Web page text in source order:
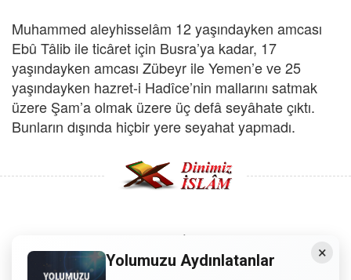
Muhammed aleyhisselâm 12 yaşındayken amcası
Ebû Tâlib ile ticâret için Busra’ya kadar, 17
yaşındayken amcası Zübeyr ile Yemen’e ve 25
yaşındayken hazret-i Hadîce’nin mallarını satmak
üzere Şam’a olmak üzere üç defâ seyâhate çıktı.
Bunların dışında hiçbir yere seyahat yapmadı.
Copyright © 2008 - Dinimiz İslam. Her Hakkı Saklıdır.
Sitemizdeki bilgiler, bütün insanların istifadesi için
×
Yolumuzu Aydınlatanlar